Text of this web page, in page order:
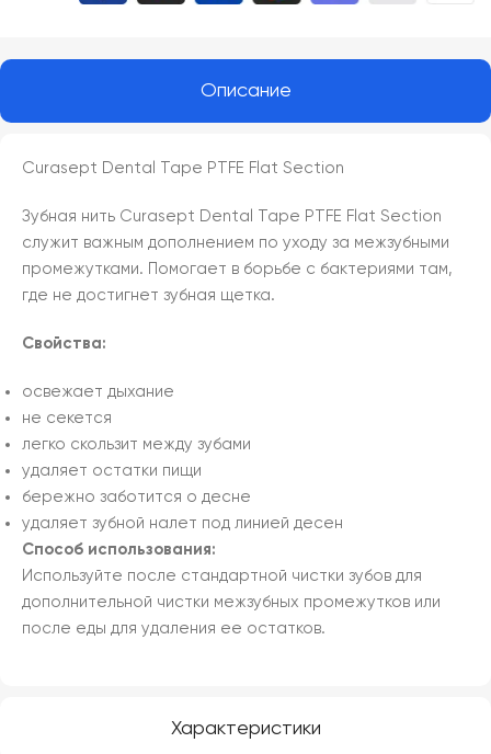
Описание
Характеристики
Curasept Dental Tape PTFE Flat Section
Зубная нить Curasept Dental Tape PTFE Flat Section
служит важным дополнением по уходу за межзубными
промежутками.
Помогает в борьбе с бактериями там,
где не достигнет зубная щетка.
Свойства:
освежает дыхание
не секется
легко скользит между зубами
удаляет остатки пищи
бережно заботится о десне
удаляет зубной налет под линией десен
Способ использования:
Используйте после стандартной чистки зубов для
дополнительной чистки межзубных промежутков или
после еды для удаления ее остатков.